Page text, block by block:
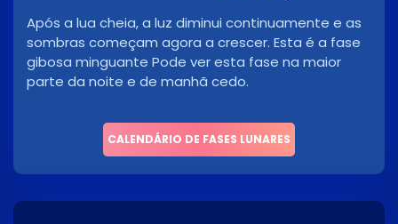
Após a lua cheia, a luz diminui continuamente e as
sombras começam agora a crescer. Esta é a fase
gibosa minguante Pode ver esta fase na maior
parte da noite e de manhã cedo.
CALENDÁRIO DE FASES LUNARES